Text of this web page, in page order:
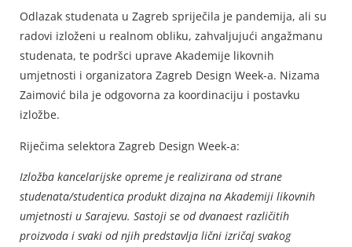
Odlazak studenata u Zagreb spriječila je pandemija, ali su
radovi izloženi u realnom obliku, zahvaljujući angažmanu
studenata, te podršci uprave Akademije likovnih
umjetnosti i organizatora Zagreb Design Week-a. Nizama
Zaimović bila je odgovorna za koordinaciju i postavku
izložbe.
Riječima selektora Zagreb Design Week-a:
Izložba kancelarijske opreme je realizirana od strane
studenata/studentica produkt dizajna na Akademiji likovnih
umjetnosti u Sarajevu. Sastoji se od dvanaest različitih
proizvoda i svaki od njih predstavlja lični izričaj svakog